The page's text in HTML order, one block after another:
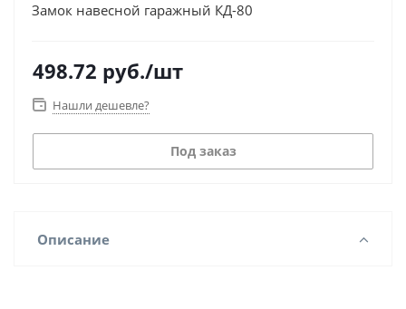
Замок навесной гаражный КД-80
498.72 руб./шт
Нашли дешевле?
Под заказ
Описание